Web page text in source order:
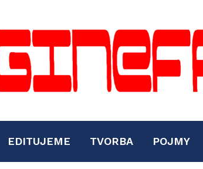
EDITUJEME TVORBA POJMY